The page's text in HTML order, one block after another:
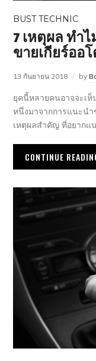
BUST TECHNIC
7 เหตุผล ทำ
ขายเกียร์ออ
13 กันยายน 2018 by
ยุคนี้หลายคนอาจจะเ
หนึ่งมาจากการแนะน
เหตุผลสำคัญ ที่อยากแ
CONTINUE